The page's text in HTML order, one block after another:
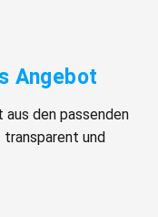
Angebot
den passenden
und